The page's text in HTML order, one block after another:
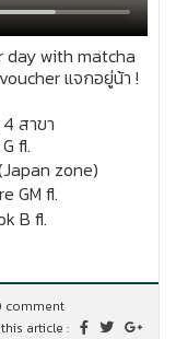
day with matcha
แจกอยู่น้า !
สาขา
fl.
zone)
GM fl.
B fl.
comment
article :